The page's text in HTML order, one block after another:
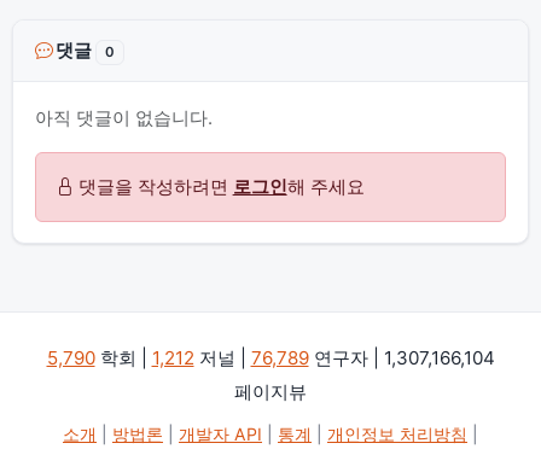
댓글 0
아직 댓글이 없습니다.
댓글을 작성하려면 로그인해 주세요
5,790학회 | 1,212 저널 | 76,789연구자 | 1,307,166,104
페이지뷰
소개 방법론 개발자 API 통계 개인정보 처리방침